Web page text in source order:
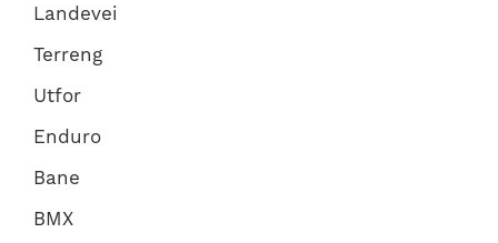
Landevei
Terreng
Utfor
Enduro
Bane
BMX